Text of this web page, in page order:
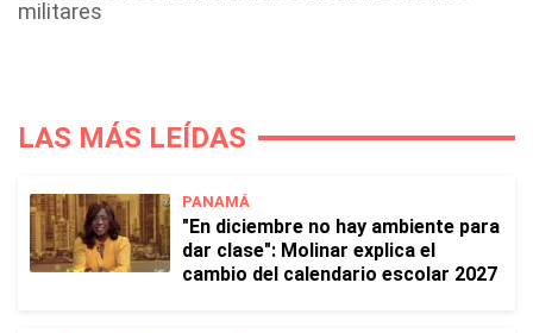
militares
LAS MÁS LEÍDAS
PANAMÁ
"En diciembre no hay ambiente para
dar clase": Molinar explica el
cambio del calendario escolar 2027